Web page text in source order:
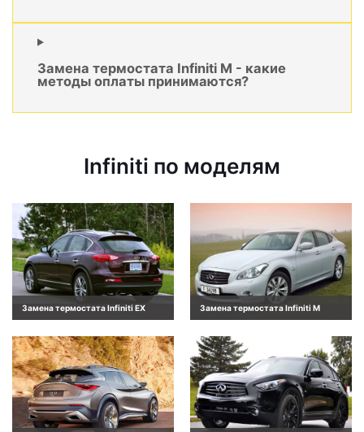
Замена термостата Infiniti M - какие
методы оплаты принимаются?
Infiniti по моделям
Замена термостата Infiniti EX Замена термостата Infiniti M